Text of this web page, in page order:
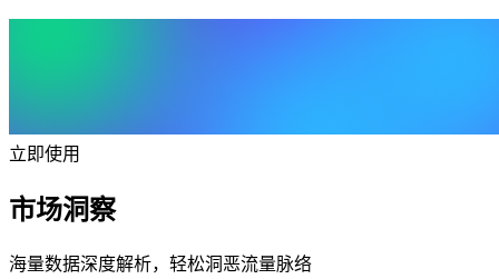
立即使用
市场洞察
海量数据深度解析，轻松洞恶流量脉络